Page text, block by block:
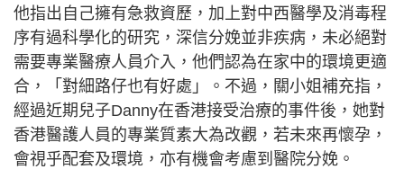
他指出自己擁有急救資歷，加上對中西醫學及消毒程
序有過科學化的研究，深信分娩並非疾病，未必絕對
需要專業醫療人員介入，他們認為在家中的環境更適
合，「對細路仔也有好處」。不過，關小姐補充指，
經過近期兒子Danny在香港接受治療的事件後，她對
香港醫護人員的專業質素大為改觀，若未來再懷孕，
會視乎配套及環境，亦有機會考慮到醫院分娩。